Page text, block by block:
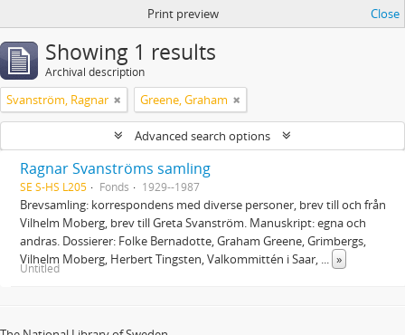
Print preview Close
Showing 1 results
Archival description
Svanström, Ragnar Greene, Graham
Advanced search options
Ragnar Svanströms samling
SE S-HS L205 Fonds 1929--1987
Brevsamling: korrespondens med diverse personer, brev till och från
Vilhelm Moberg, brev till Greta Svanström. Manuskript: egna och
andras. Dossierer: Folke Bernadotte, Graham Greene, Grimbergs,
Vilhelm Moberg, Herbert Tingsten, Valkommittén i Saar, ... »
Untitled